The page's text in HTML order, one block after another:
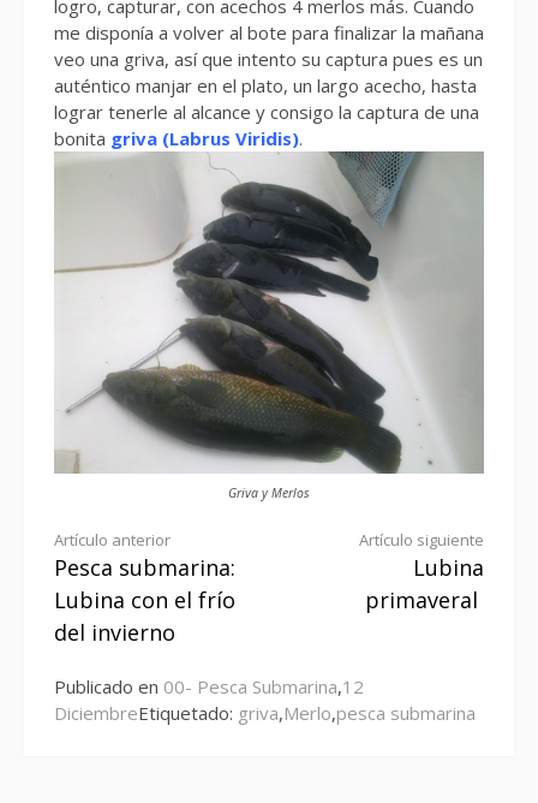
logro, capturar, con acechos 4 merlos más. Cuando
me disponía a volver al bote para finalizar la mañana
veo una griva, así que intento su captura pues es un
auténtico manjar en el plato, un largo acecho, hasta
lograr tenerle al alcance y consigo la captura de una
bonita griva (Labrus Viridis).
Griva y Merlos
Seguir
leyendo
Artículo anterior
Pesca submarina:
Lubina con el frío
del invierno
Artículo siguiente
Lubina
primaveral
Publicado en 00- Pesca Submarina,12
DiciembreEtiquetado: griva,Merlo,pesca submarina